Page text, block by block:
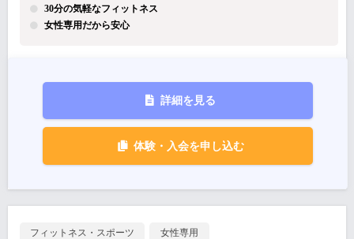
30分の気軽なフィットネス
女性専用だから安心
詳細を見る
体験・入会を申し込む
フィットネス・スポーツ 女性専用